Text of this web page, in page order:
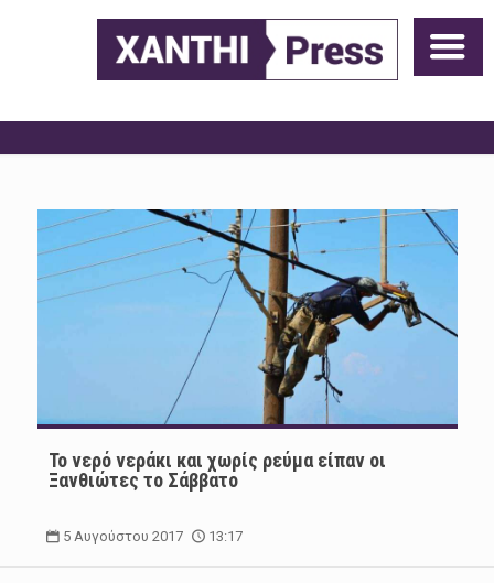
Το νερό νεράκι και χωρίς ρεύμα είπαν οι
Ξανθιώτες το Σάββατο
5 Αυγούστου 2017 13:17